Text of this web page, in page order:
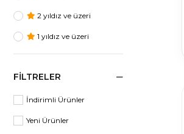
2 yıldız ve üzeri
1 yıldız ve üzeri
FILTRELER
İndirimli Ürünler
Yeni Ürünler